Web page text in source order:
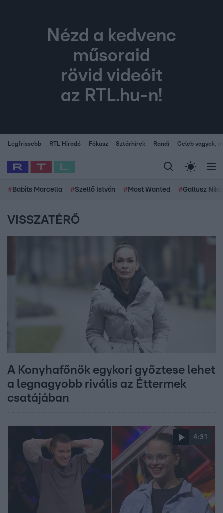
Nézd a kedvenc
műsoraid
rövid videóit
az RTL.hu-n!
Legfrissebb RTL Híradó Fókusz Sztárhírek Randi Celeb vagyok,
# Babits Marcella #Szellő István # Most Wanted #Gallusz
VISSZATÉRŐ
A Konyhafőnök egykori győztese lehet
a legnagyobb rivális az Éttermek
csatájában
4:31